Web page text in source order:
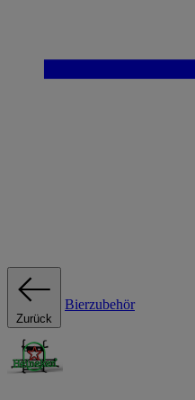
Zurück
Bierzubehör